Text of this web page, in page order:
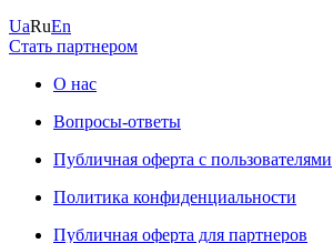
UaRuEn
Стать партнером
О нас
Вопросы-ответы
Публичная оферта с пользователями
Политика конфиденциальности
Публичная оферта для партнеров